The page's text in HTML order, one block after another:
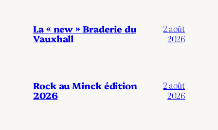
La « new » Braderie du
Vauxhall
2 août
2026
Rock au Minck édition
2026
2 août
2026